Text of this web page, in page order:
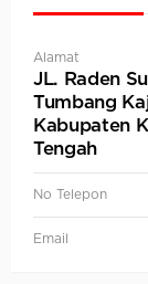
Alamat
JL. Raden
Tumbang
Kabupaten
Tengah
No Telepon
Email